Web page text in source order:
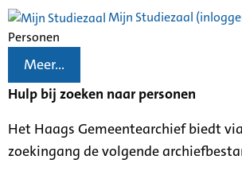
Mijn Studiezaal
Personen
Meer...
Hulp bij zoeken naar personen
Het Haags Gemeentearchief biedt
zoekingang de volgende